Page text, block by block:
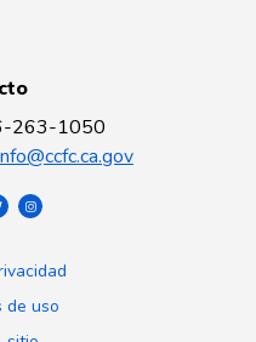
263-1050
de uso